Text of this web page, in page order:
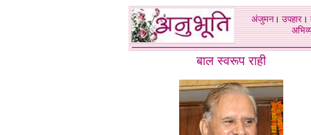
अंजुमन।उपहार।
बाल स्वरूप राही